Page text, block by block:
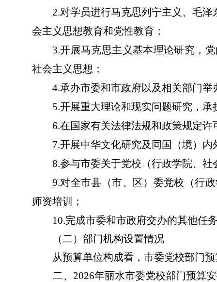
2.对学员进行马克思列宁主义、毛
会主义思想教育和党性教育；
3.开展马克思主义基本理论研究，
社会主义思想；
4.承办市委和市政府以及相关部门举
5.开展重大理论和现实问题研究，
6.在国家有关法律法规和政策规定
7.开展中华文化研究及同国（境）
8.参与市委关于党校（行政学院、
9.对全市县（市、区）委党校（行
师资培训；
10.完成市委和市政府交办的其他任
（二）部门机构设置情况
从预算单位构成看，市委党校部门
二、 2026年丽水市委党校部门预算